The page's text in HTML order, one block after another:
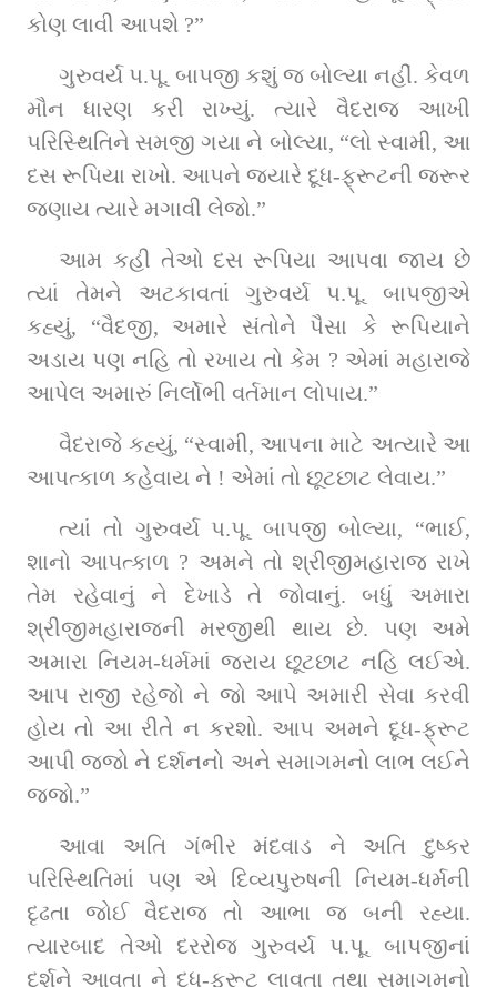
કોણ લાવી આપશે ?”
ગુરુવર્ય પ.પૂ. બાપજી કશું જ બોલ્યા નહીં. કેવળ
મૌન ધારણ કરી રાખ્યું. ત્યારે વૈદરાજ આખી
પરિસ્થિતિને સમજી ગયા ને બોલ્યા, “લો સ્વામી, આ
દસ રૂપિયા રાખો. આપને જ્યારે દૂધ-ફ્રૂટની જરૂર
જણાય ત્યારે મગાવી લેજો.”
આમ કહી તેઓ દસ રૂપિયા આપવા જાય છે
ત્યાં તેમને અટકાવતાં ગુરુવર્ય પ.પૂ. બાપજીએ
કહ્યું, “વૈદજી, અમારે સંતોને પૈસા કે રૂપિયાને
અડાય પણ નહિ તો રખાય તો કેમ ? એમાં મહારાજે
આપેલ અમારું નિર્લોભી વર્તમાન લોપાય.”
વૈદરાજે કહ્યું, “સ્વામી, આપના માટે અત્યારે આ
આપત્કાળ કહેવાય ને ! એમાં તો છૂટછાટ લેવાય.”
ત્યાં તો ગુરુવર્ય પ.પૂ. બાપજી બોલ્યા, “ભાઈ,
શાનો આપત્કાળ ? અમને તો શ્રીજીમહારાજ રાખે
તેમ રહેવાનું ને દેખાડે તે જોવાનું. બધું અમારા
શ્રીજીમહારાજની મરજીથી થાય છે. પણ અમે
અમારા નિયમ-ધર્મમાં જરાય છૂટછાટ નહિ લઈએ.
આપ રાજી રહેજો ને જો આપે અમારી સેવા કરવી
હોય તો આ રીતે ન કરશો. આપ અમને દૂધ-ફ્રૂટ
આપી જજો ને દર્શનનો અને સમાગમનો લાભ લઈને
જજો.”
આવા અતિ ગંભીર મંદવાડ ને અતિ દુષ્કર
પરિસ્થિતિમાં પણ એ દિવ્યપુરુષની નિયમ-ધર્મની
દૃઢતા જોઈ વૈદરાજ તો આભા જ બની રહ્યા.
ત્યારબાદ તેઓ દરરોજ ગુરુવર્ય પ.પૂ. બાપજીનાં
દર્શને આવતા ને દૂધ-ફ્રૂટ લાવતા તથા સમાગમનો